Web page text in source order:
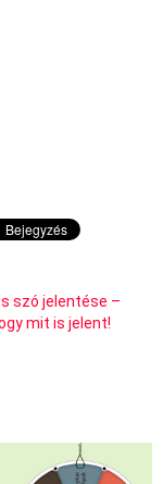
szó jelentése –
mit is jelent!